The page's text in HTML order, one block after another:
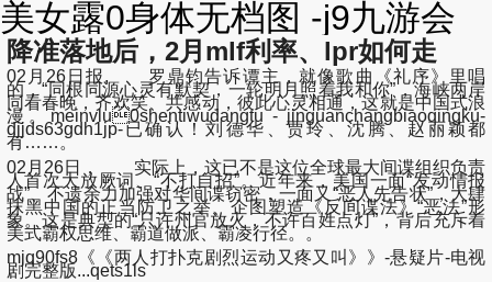
美女露0身体无档图 -j9九游会
降准落地后，2月mlf利率、lpr如何走
02月26日报, 罗鼎钧告诉谭主，就像歌曲《礼序》里唱
的，“同根同源心灵有默契，一轮明月照着我和你”，海峡两岸
同看春晚，齐欢笑、共感动，彼此心灵相通，这就是中国式浪
漫。meinvlu0shentiwudangtu - jinguanchangbiaoqingku-
djjds63gdh1jp-已确认！刘德华、贾玲、沈腾、赵丽颖都
有……。
02月26日， 实际上，这已不是这位全球最大间谍组织负责
人首次大放厥词、“不打自招”。近年来，美国一面“发动情报
战”、不遗余力加强对华间谍窃密，一面又“恶人先告状”，大肆
抹黑中国的正当防卫之举、企图塑造《反间谍法》“恶法”形
象。这是典型的“只许州官放火，不许百姓点灯”，背后充斥着
美式霸权思维、霸道做派、霸凌行径。。
mjq90fs8《《两人打扑克剧烈运动又疼又叫》》-悬疑片-电视
剧完整版...qets1ls